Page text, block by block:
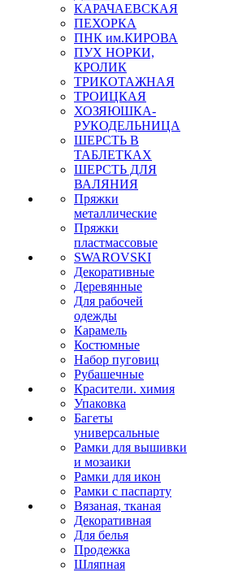
КАРАЧАЕВСКАЯ
ПЕХОРКА
ПНК им.КИРОВА
ПУХ НОРКИ,
КРОЛИК
ТРИКОТАЖНАЯ
ТРОИЦКАЯ
ХОЗЯЮШКА-
РУКОДЕЛЬНИЦА
ШЕРСТЬ В
ТАБЛЕТКАХ
ШЕРСТЬ ДЛЯ
ВАЛЯНИЯ
Пряжки
металлические
Пряжки
пластмассовые
SWAROVSKI
Декоративные
Деревянные
Для рабочей
одежды
Карамель
Костюмные
Набор пуговиц
Рубашечные
Красители. химия
Упаковка
Багеты
универсальные
Рамки для вышивки
и мозаики
Рамки для икон
Рамки с паспарту
Вязаная, тканая
Декоративная
Для белья
Продежка
Шляпная